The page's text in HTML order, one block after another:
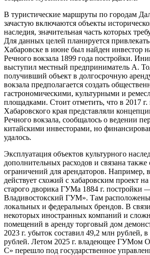
В туристические маршруты по городам
зачастую включаются объекты
наследия, значительная часть которых
Для данных целей планируется
Хабаровске в июне был найден инвестор
Речного вокзала 1899 года постройки.
выступил местный предприниматель А.
получивший объект в долгосрочную
вокзала предполагается создать
гастрономическими, культурными и
площадками. Стоит отметить, что в 2017 г.
Хабаровского края представляли
Речного вокзала, сообщалось о ведении
китайскими инвесторами, но
удалось.
Эксплуатация объектов культурного
дополнительных расходов и связана также
ограничений для арендаторов. Например,
действует схожий с хабаровским проект
старого дворика ГУМа 1884 г. постройки
Владивостокский ГУМ». Там
локальных и федеральных брендов. В
некоторых иностранных компаний и
помещений в аренду торговый дом
2023 г. убыток составил 49,2 млн рублей,
рублей. Летом 2025 г. владеющее ГУМом
С» перешло под государственное